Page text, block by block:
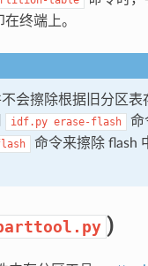
终端上。
会擦除根据旧分区表
idf.py erase-flash 命
命令来擦除 flash
)